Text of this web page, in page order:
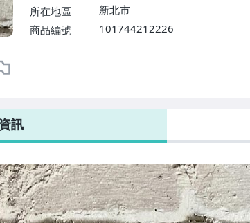
所在地區
新北市
商品編號
101744212226
訊